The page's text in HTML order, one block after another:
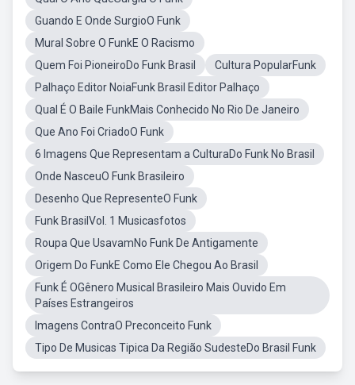
Guando E Onde SurgioO Funk
Mural Sobre O FunkE O Racismo
Quem Foi PioneiroDo Funk Brasil
Cultura PopularFunk
Palhaço Editor NoiaFunk Brasil Editor Palhaço
Qual É O Baile FunkMais Conhecido No Rio De Janeiro
Que Ano Foi CriadoO Funk
6 Imagens Que Representam a CulturaDo Funk No Brasil
Onde NasceuO Funk Brasileiro
Desenho Que RepresenteO Funk
Funk BrasilVol. 1 Musicasfotos
Roupa Que UsavamNo Funk De Antigamente
Origem Do FunkE Como Ele Chegou Ao Brasil
Funk É OGênero Musical Brasileiro Mais Ouvido Em
Países Estrangeiros
Imagens ContraO Preconceito Funk
Tipo De Musicas Tipica Da Região SudesteDo Brasil Funk